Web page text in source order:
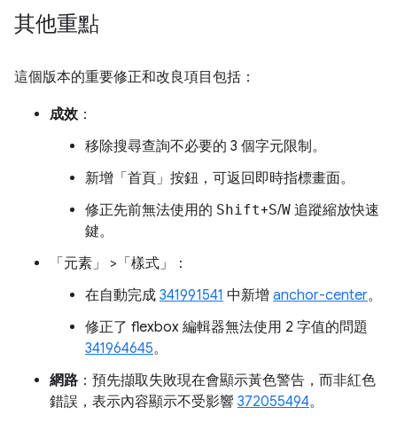
其他重點
這個版本的重要修正和改良項目包括：
成效：
移除搜尋查詢不必要的 3 個字元限制。
新增「首頁」 按鈕，可返回即時指標畫面。
修正先前無法使用的 Shift+S/W 追蹤縮放快速
鍵。
「元素」
>「樣式」
：
在自動完成 341991541 中新增 anchor-center。
修正了 flexbox 編輯器無法使用 2 字值的問題
341964645。
網路 ：預先擷取失敗現在會顯示黃色警告，而非紅色
錯誤，表示內容顯示不受影響 372055494。